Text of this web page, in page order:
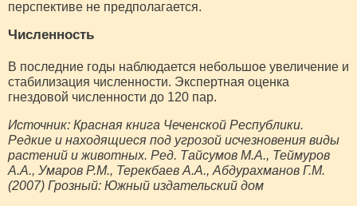
перспективе не предполагается.
Численность
В последние годы наблюдается небольшое увеличение и
стабилизация численности. Экспертная оценка
гнездовой численности до 120 пар.
Источник: Красная книга Чеченской Республики.
Редкие и находящиеся под угрозой исчезновения виды
растений и животных. Ред. Тайсумов М.А., Теймуров
А.А., Умаров Р.М., Терекбаев А.А., Абдурахманов Г.М.
(2007) Грозный: Южный издательский дом